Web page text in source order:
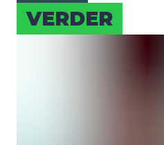
VER­DER